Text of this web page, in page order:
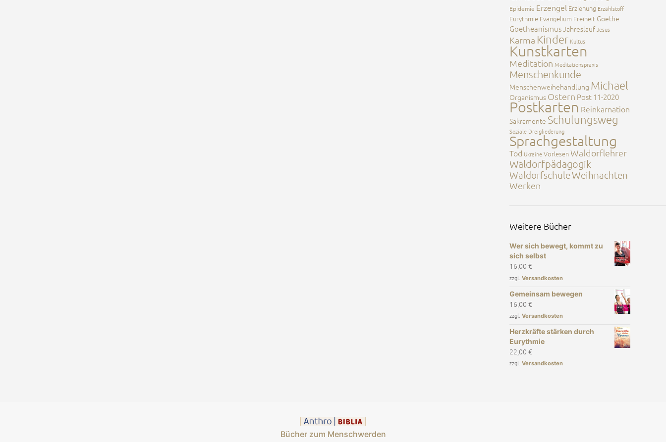
Epidemie Erzengel Erziehung Erzählstoff
Eurythmie Evangelium Freiheit Goethe
GoetheanismusJahreslaufJesus
Karma Kinder Kultus
Kunstkarten
Meditation Meditationspraxis
Menschenkunde
Menschenweihehandlung Michael
Organismus Ostern Post 11-2020
Postkarten Reinkarnation
Sakramente Schulungsweg
Soziale Dreigliederung
Sprachgestaltung
Tod UkraineVorlesenWaldorflehrer
Waldorfpädagogik
WaldorfschuleWeihnachten
Werken
Weitere Bücher
Wer sich bewegt, kommt zu
sich selbst
16,00 €
zzgl. Versandkosten
Gemeinsam bewegen
16,00 €
zzgl. Versandkosten
Herzkräfte stärken durch
Eurythmie
22,00 €
zzgl. Versandkosten
Bücher zum Menschwerden